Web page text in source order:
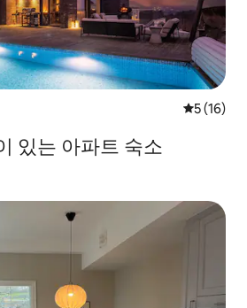
평점 5점
5 (16)
있는 아파트 숙소